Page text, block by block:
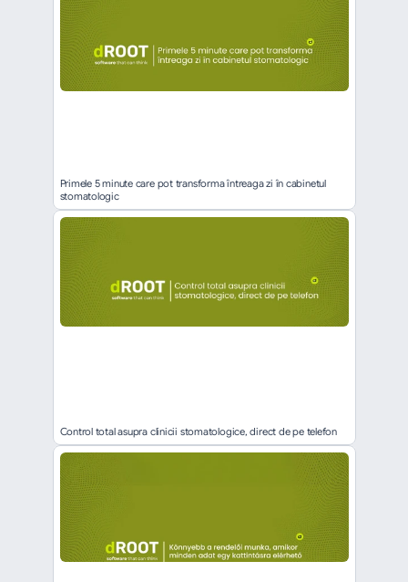
Primele 5 minute care pot transforma întreaga zi în cabinetul
stomatologic
Control total asupra clinicii stomatologice, direct de pe telefon